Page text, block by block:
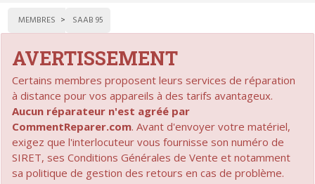
MEMBRES SAAB 95
AVERTISSEMENT
Certains membres proposent leurs services de réparation
à distance pour vos appareils à des tarifs avantageux.
Aucun réparateur n'est agréé par
CommentReparer.com. Avant d'envoyer votre matériel,
exigez que l'interlocuteur vous fournisse son numéro de
SIRET, ses Conditions Générales de Vente et notamment
sa politique de gestion des retours en cas de problème.